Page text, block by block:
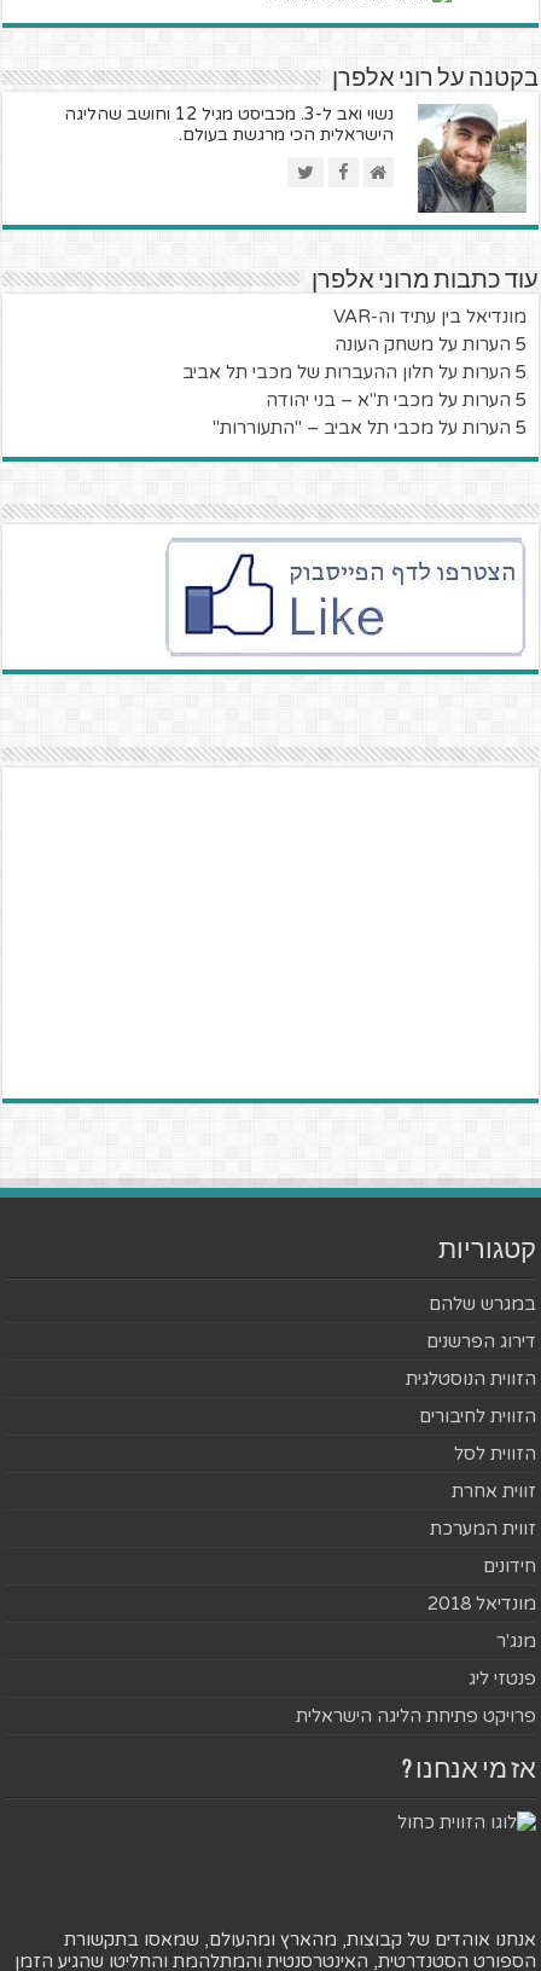
בקטנה על רוני אלפרן
נשוי ואב ל-3. מכביסט מגיל 12 וחושב שהליגה
הישראלית הכי מרגשת בעולם.
עוד כתבות מרוני אלפרן
מונדיאל בין עתיד וה-VAR
5 הערות על משחק העונה
5 הערות על חלון ההעברות של מכבי תל אביב
5 הערות על מכבי ת"א – בני יהודה
5 הערות על מכבי תל אביב – "התעוררות"
קטגוריות
במגרש שלהם
דירוג הפרשנים
הזווית הנוסטלגית
הזווית לחיבורים
הזווית לסל
זווית אחרת
זווית המערכת
חידונים
מונדיאל 2018
מנג'ר
פנטזי ליג
פרויקט פתיחת הליגה הישראלית
אז מי אנחנו ?
אנחנו אוהדים של קבוצות, מהארץ ומהעולם, שמאסו בתקשורת
הספורט הסטנדרטית, האינטרסנטית והמתלהמת והחליטו שהגיע הזמן